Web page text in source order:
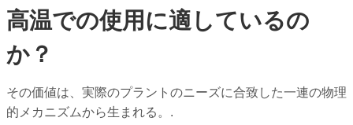
高温での使用に適しているの
か？
その価値は、実際のプラントのニーズに合致した一連の物理
的メカニズムから生まれる。.